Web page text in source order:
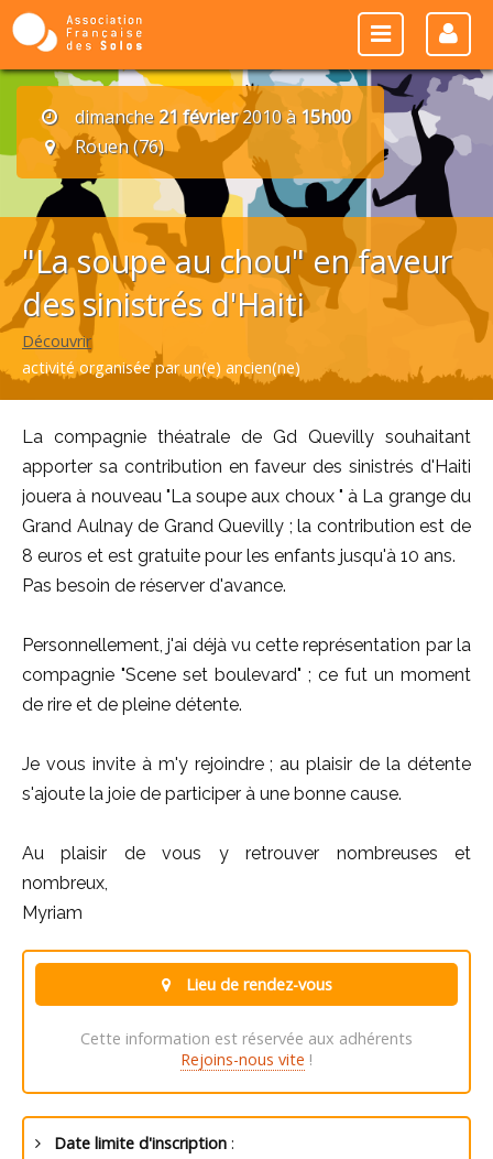
dimanche21 février2010 à 15h00
Rouen (76)
"La soupe au chou" en faveur
des sinistrés d'Haiti
Découvrir
activité organisée par un(e) ancien(ne)
La compagnie théatrale de Gd Quevilly souhaitant
apporter sa contribution en faveur des sinistrés d'Haiti
jouera à nouveau "La soupe aux choux " à La grange du
Grand Aulnay de Grand Quevilly ; la contribution est de
8 euros et est gratuite pour les enfants jusqu'à 10 ans.
Pas besoin de réserver d'avance.
Personnellement, j'ai déjà vu cette représentation par la
compagnie "Scene set boulevard" ; ce fut un moment
de rire et de pleine détente.
Je vous invite à m'y rejoindre ; au plaisir de la détente
s'ajoute la joie de participer à une bonne cause.
Au plaisir de vous y retrouver nombreuses et
nombreux,
Myriam
Lieu de rendez-vous
Cette information est réservée aux adhérents
Rejoins-nous vite !
Date limite d'inscription :